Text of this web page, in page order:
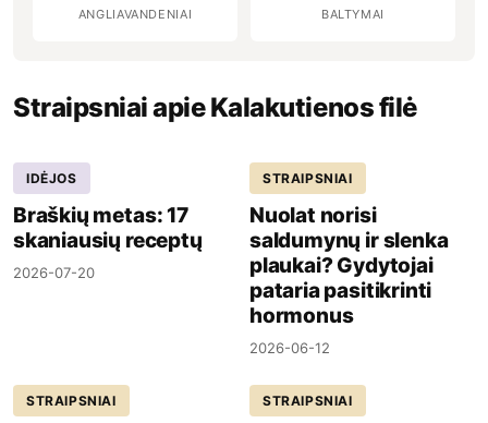
ANGLIAVANDENIAI BALTYMAI
Straipsniai apie Kalakutienos filė
IDĖJOS
Braškių metas: 17
skaniausių receptų
2026-07-20
STRAIPSNIAI
Nuolat norisi
saldumynų ir slenka
plaukai? Gydytojai
pataria pasitikrinti
hormonus
2026-06-12
STRAIPSNIAI STRAIPSNIAI